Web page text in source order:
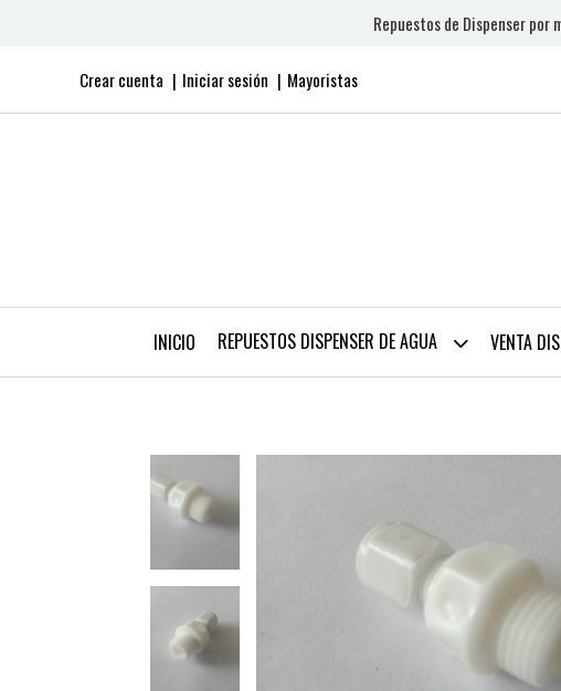
Repuestos de Dispenser
Crear cuenta Iniciar sesión Mayoristas
INICIO REPUESTOS DISPENSER DE AGUA VENTA